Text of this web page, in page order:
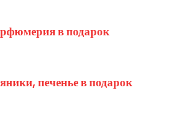
в подарок
печенье в подарок